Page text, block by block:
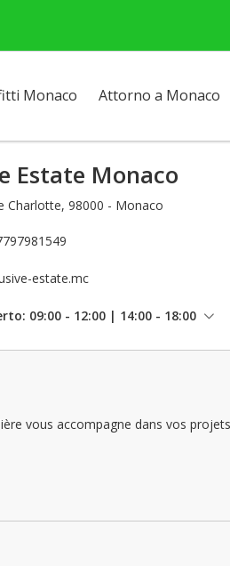
Monaco Attorno a Monaco
Estate Monaco
Charlotte, 98000 - Monaco
estate.mc
09:00 - 12:00 | 14:00 - 18:00
- 12:00 | 14:00 - 18:00
vous accompagne dans vos